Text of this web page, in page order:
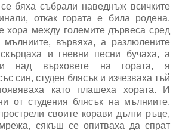
бяха събрали наведнъж всичките
откак гората е била родена.
хора между големите дървеса сред
вървяха, а разлюлените
скърцаха и гневни песни бучаха, а
над върховете на гората, я
син, студен блясък и изчезваха тъй
като плашеха хората. И
от студения блясък на мълниите,
своите корави дълги ръце,
сякъш се опитваха да спрат